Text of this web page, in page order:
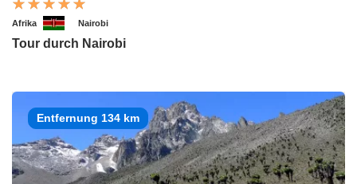
Afrika Nairobi
Tour durch Nairobi
Entfernung 134 km